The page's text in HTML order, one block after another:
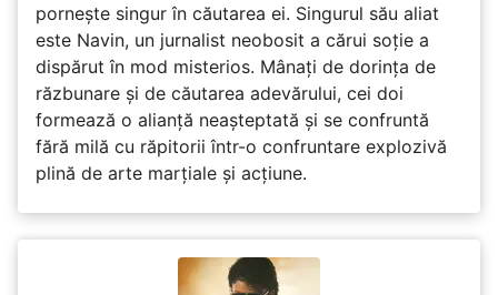
pornește singur în căutarea ei. Singurul său aliat
este Navin, un jurnalist neobosit a cărui soție a
dispărut în mod misterios. Mânați de dorința de
răzbunare și de căutarea adevărului, cei doi
formează o alianță neașteptată și se confruntă
fără milă cu răpitorii într-o confruntare explozivă
plină de arte marțiale și acțiune.